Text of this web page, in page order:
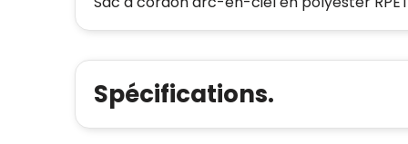
Spécifications.